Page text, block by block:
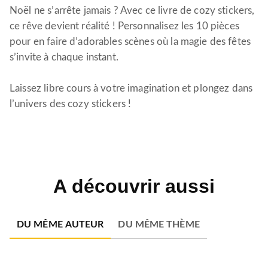
Noël ne s’arrête jamais ? Avec ce livre de cozy stickers,
ce rêve devient réalité ! Personnalisez les 10 pièces
pour en faire d’adorables scènes où la magie des fêtes
s’invite à chaque instant.
Laissez libre cours à votre imagination et plongez dans
l’univers des cozy stickers !
A découvrir aussi
DU MÊME AUTEUR DU MÊME THÈME